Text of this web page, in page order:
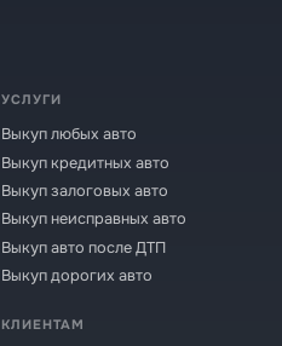
УСЛУГИ
Выкуп любых авто
Выкуп кредитных авто
Выкуп залоговых авто
Выкуп неисправных авто
Выкуп авто после ДТП
Выкуп дорогих авто
КЛИЕНТАМ